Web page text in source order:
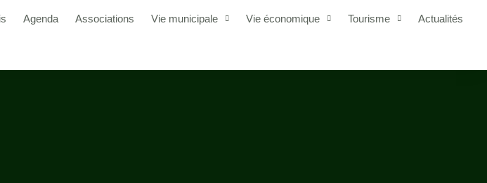
Agenda Associations Vie municipale Vie économique Tourisme Actualités